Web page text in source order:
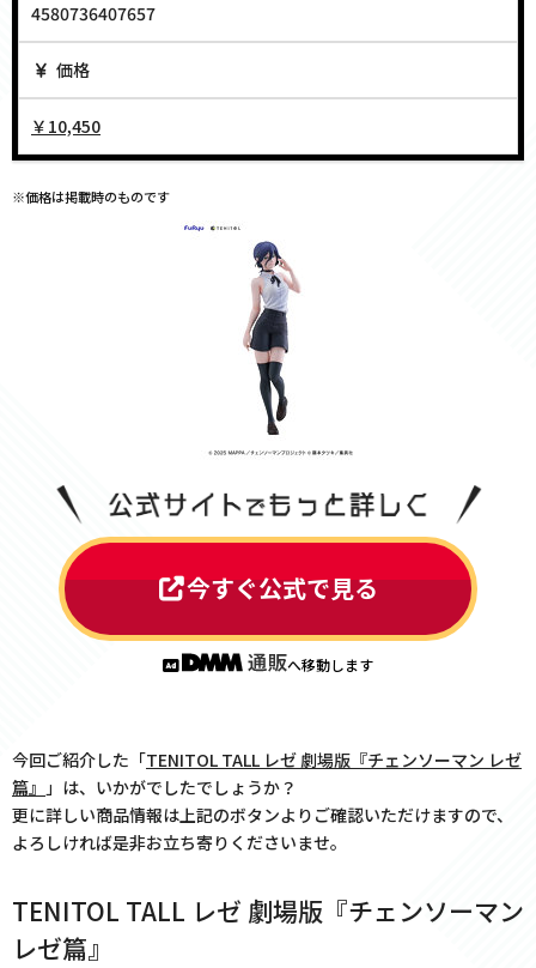
4580736407657
価格
￥10,450
※価格は掲載時のものです
今すぐ公式で見る
へ移動します
今回ご紹介した「TENITOL TALL レゼ 劇場版『チェンソーマン レゼ
篇』 」は、いかがでしたでしょうか？
更に詳しい商品情報は上記のボタンよりご確認いただけますので、
よろしければ是非お立ち寄りくださいませ。
TENITOL TALL レゼ 劇場版『チェンソーマン
レゼ篇』